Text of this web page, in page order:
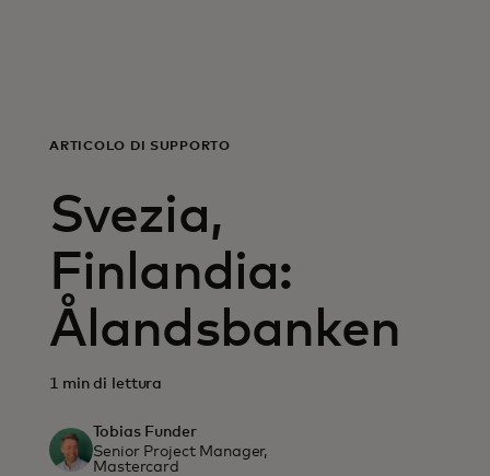
For innovators
News and trends
ARTICOLO DI SUPPORTO
Svezia,
Finlandia:
Ålandsbanken
1 min di lettura
Tobias Funder
Senior Project Manager,
Mastercard